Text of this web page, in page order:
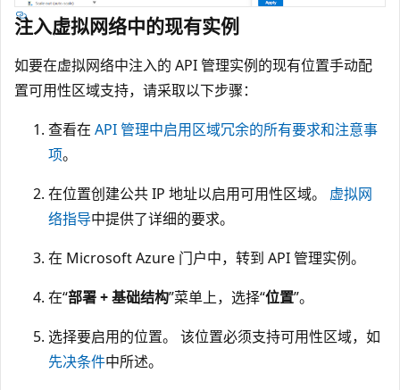
注入虚拟网络中的现有实例
如要在虚拟网络中注入的 API 管理实例的现有位置手动配
置可用性区域支持，请采取以下步骤：
查看在 API 管理中启用区域冗余的所有要求和注意事
项。
在位置创建公共 IP 地址以启用可用性区域。 虚拟网
络指导中提供了详细的要求。
在 Microsoft Azure 门户中，转到 API 管理实例。
在“部署 + 基础结构”菜单上，选择“位置”。
选择要启用的位置。 该位置必须支持可用性区域，如
先决条件中所述。